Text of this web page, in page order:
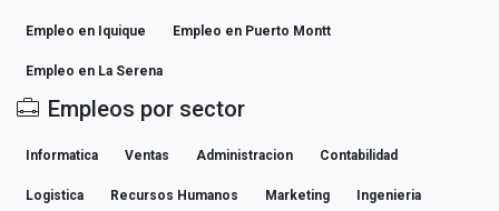
Empleo en Iquique Empleo en Puerto Montt
Empleo en La Serena
Empleos por sector
Informatica Ventas Administracion Contabilidad
Logistica Recursos Humanos Marketing Ingenieria